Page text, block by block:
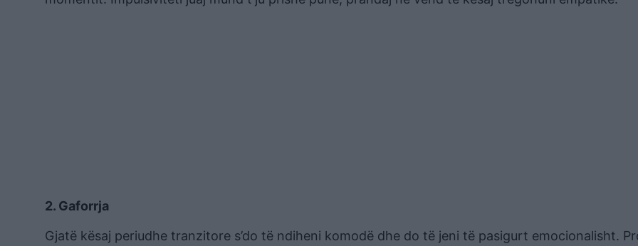
2. Gaforrja
Gjatë kësaj periudhe tranzitore s’do të ndiheni komodë dhe do të jeni të pasigurt emocionalisht.